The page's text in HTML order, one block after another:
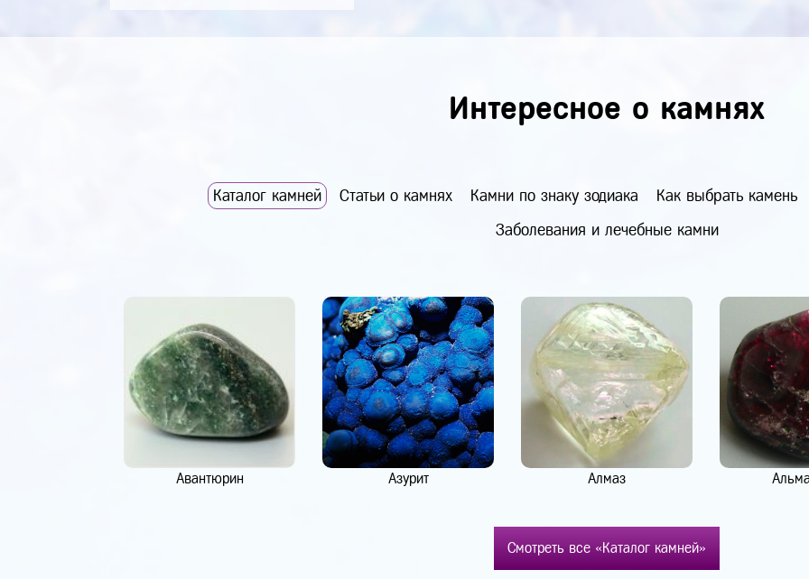
Интересное о камнях
Каталог камней Статьи о камнях Камни по знаку зодиака Как выбрать камень
Заболевания и лечебные камни
Авантюрин Азурит Алмаз
Смотреть все «Каталог камней»